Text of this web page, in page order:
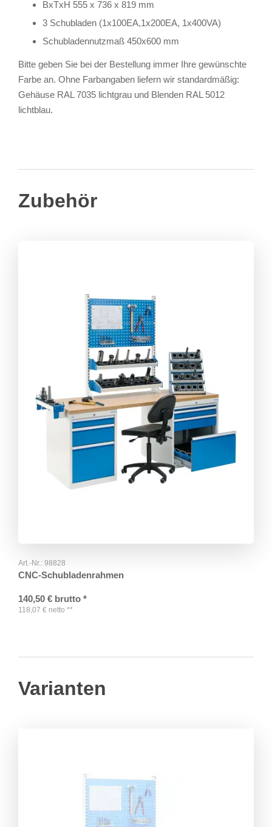
BxTxH 555 x 736 x 819 mm
3 Schubladen (1x100EA,1x200EA, 1x400VA)
Schubladennutzmaß 450x600 mm
Bitte geben Sie bei der Bestellung immer Ihre gewünschte
Farbe an. Ohne Farbangaben liefern wir standardmäßig:
Gehäuse RAL 7035 lichtgrau und Blenden RAL 5012
lichtblau.
Zubehör
Art.-Nr.: 98828
CNC-Schubladenrahmen
140,50 € brutto *
118,07 € netto **
Varianten